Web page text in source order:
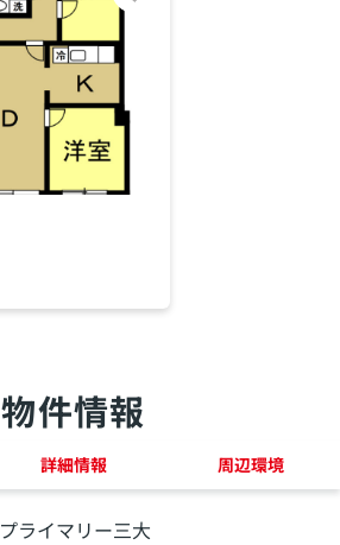
物件情報
詳細情報 周辺環境
プライマリー三大